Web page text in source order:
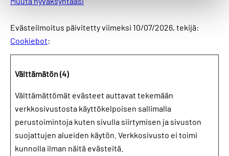
Evästeilmoitus päivitetty viimeksi 10/07/2026, tekijä:
Cookiebot:
Välttämätön (4)
Välttämättömät evästeet auttavat tekemään
verkkosivustosta käyttökelpoisen sallimalla
perustoimintoja kuten sivulla siirtymisen ja sivuston
suojattujen alueiden käytön. Verkkosivusto ei toimi
kunnolla ilman näitä evästeitä.